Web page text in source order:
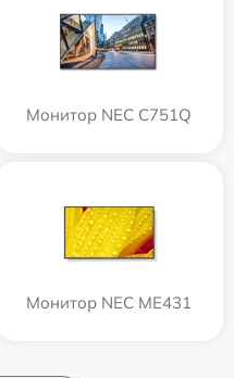
Монитор NEC C751Q
Монитор NEC ME431